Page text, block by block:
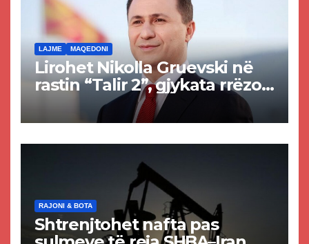
LAJME MAQEDONI
Lirohet Nikolla Gruevski në
rastin “Talir 2”, gjykata rrëzon
akuzat për ndërtimin e
paligjshëm të selisë së
RAJONI & BOTA
Shtrenjtohet nafta pas